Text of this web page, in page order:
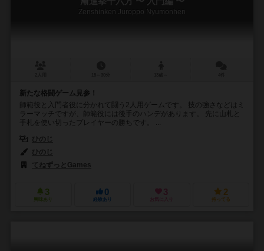
Zenshinken Juroppo Nyumonhen
新たな格闘ゲーム見参！
師範役と入門者役に分かれて闘う2人用ゲームです。 技の強さなどはミ
ラーマッチですが、師範役には後手のハンデがあります。 先に山札と
手札を使い切ったプレイヤーの勝ちです。 ...
ひのじ
ひのじ
てねずっとGames
3
興味あり
0
経験あり
3
お気に入り
2
持ってる